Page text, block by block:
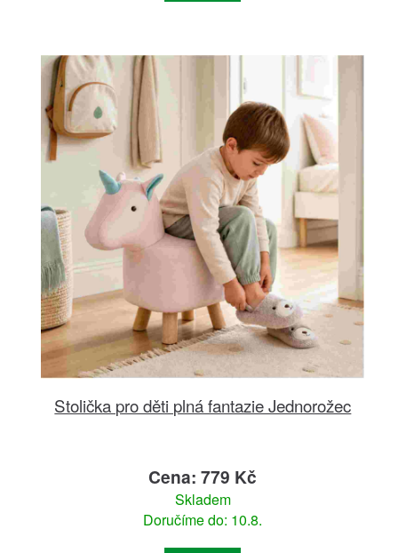
Stolička pro děti plná fantazie Jednorožec
Cena: 779 Kč
Skladem
Doručíme do: 10.8.